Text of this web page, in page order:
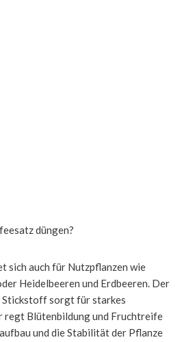
düngen?
sich auch für Nutzpflanzen wie
Heidelbeeren und Erdbeeren. Der
sorgt für starkes
regt Blütenbildung und Fruchtreife
und die Stabilität der Pflanze